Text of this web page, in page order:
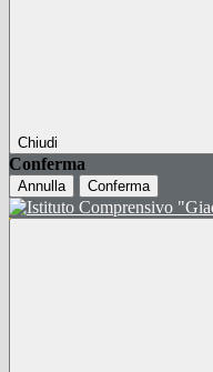
Chiudi
Conferma
Annulla Conferma